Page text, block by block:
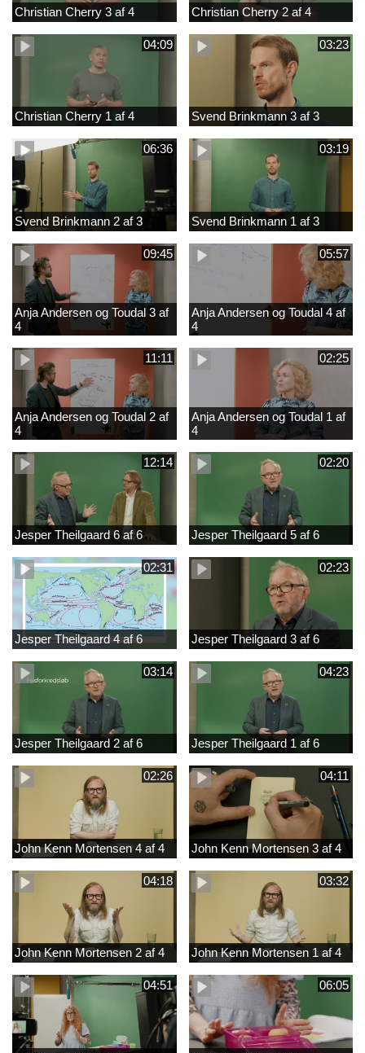
Christian Cherry 3 af 4 Christian Cherry 2 af 4
04:09
Christian Cherry 1 af 4
03:23
Svend Brinkmann 3 af 3
06:36
Svend Brinkmann 2 af 3
03:19
Svend Brinkmann 1 af 3
09:45
Anja Andersen og Toudal 3 af
4
05:57
Anja Andersen og Toudal 4 af
4
11:11
Anja Andersen og Toudal 2 af
4
02:25
Anja Andersen og Toudal 1 af
4
12:14
Jesper Theilgaard 6 af 6
02:20
Jesper Theilgaard 5 af 6
02:31
Jesper Theilgaard 4 af 6
02:23
Jesper Theilgaard 3 af 6
03:14
Jesper Theilgaard 2 af 6
04:23
Jesper Theilgaard 1 af 6
02:26
John Kenn Mortensen 4 af 4
04:11
John Kenn Mortensen 3 af 4
04:18
John Kenn Mortensen 2 af 4
03:32
John Kenn Mortensen 1 af 4
04:51 06:05